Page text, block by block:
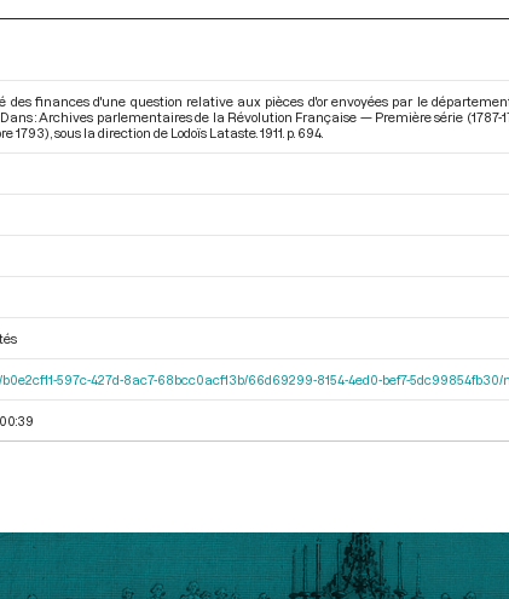
des finances d'une question relative aux pièces d'or envoyées par le
: Archives parlementaires de la Révolution Française — Première série
1793) , sous la direction de Lodoïs Lataste. 1911. p. 694.
b0e2cf11-597c-427d-8ac7-68bcc0acf13b/66d69299-8154-4ed0-bef7-